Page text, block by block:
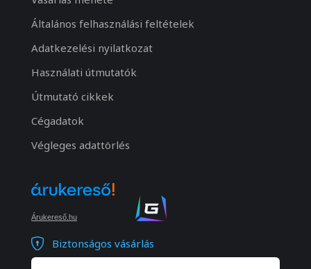
Általános felhasználási feltételek
Adatkezelési nyilatkozat
Használati útmutatók
Útmutató cikkek
Cégadatok
Végleges adattörlés
Árukereső.hu
Biztonságos vásárlás